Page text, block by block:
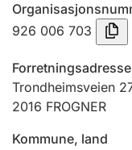
Jeger
926 006 703
Forretningsadresse
Trondheimsveien
2016 FROGNER
Kommune, land